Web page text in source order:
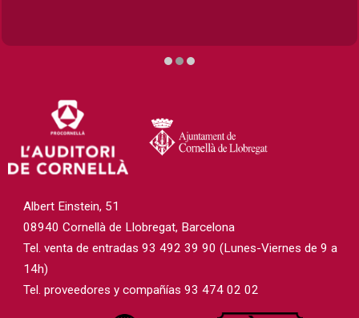
Albert Einstein, 51
08940 Cornellà de Llobregat, Barcelona
Tel. venta de entradas 93 492 39 90 (Lunes-Viernes de 9 a
14h)
Tel. proveedores y compañías 93 474 02 02